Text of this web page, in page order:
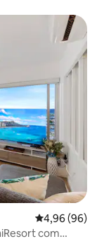
4,96 de uma
4,96 (96)
com